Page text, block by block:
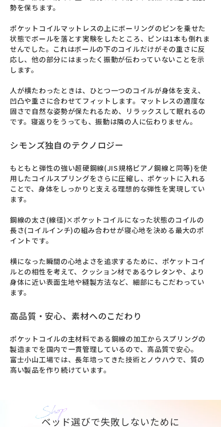
勢を保ちます。
ポケットコイルマットレスの上にボーリングのピンを乗せた
状態でボールを落とす実験をしたところ、ピンは1本も倒れま
せんでした。これはボールの下のコイルだけがその重さに反
応し、他の部分にはまったく振動が伝わっていないことを示
します。
人が横たわったときは、ひとつ一つのコイルが身体を支え、
凹凸や重さに合わせてフィットします。マットレスの適度な
固さで自然な姿勢が保たれるため、リラックスして眠れるの
です。寝返りをうっても、振動は隣の人に伝わりません。
シモンズ独自のテクノロジー
もともと弾性の強い超硬鋼線(JIS規格ピアノ鋼線と同等)を使
用したコイルスプリングをさらに圧縮し、ポケットに入れる
ことで、身体をしっかりと支える理想的な弾性を実現してい
ます。
鋼線の太さ(線径)×ポケットコイルになった状態のコイルの
長さ(コイルインチ)の組み合わせが寝心地を決める最大のポ
イントです。
横になった瞬間の心地よさを追求するために、ポケットコイ
ルとの相性を考えて、クッション材であるウレタンや、より
身体に近い表面生地や縫製方法など、細部にもこだわってい
ます。
高品質・安心、素材へのこだわり
ポケットコイルの主材料である鋼線の加工からスプリングの
製造までを国内で一貫管理しているので、高品質で安心。
富士小山工場では、長年培ってきた技術とノウハウで、質の
高い製品を作り続けています。
ベッド選びで失敗しないために